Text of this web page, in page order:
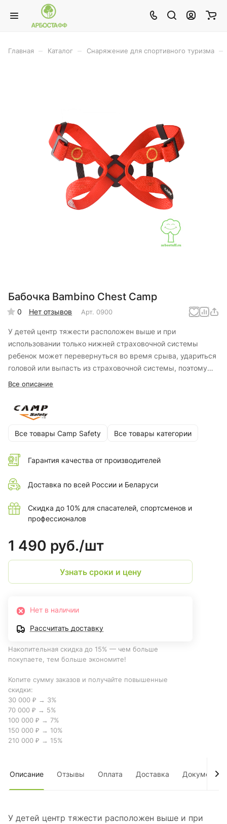
Главная Каталог Снаряжение для спортивного туризма
Бабочка Bambino Chest Camp
0 Нет отзывов Арт. 0900
У детей центр тяжести расположен выше и при
использовании только нижней страховочной системы
ребенок может перевернуться во время срыва, удариться
головой или выпасть из страховочной системы, поэтому
для детей очень важно использование грудной обвязки во
Все описание
Все товары Camp Safety Все товары категории
Гарантия качества от производителей
Доставка по всей России и Беларуси
Скидка до 10% для спасателей, спортсменов и
профессионалов
1 490 руб./шт
Узнать сроки и цену
Нет в наличии
Рассчитать доставку
Накопительная скидка до 15% — чем больше
покупаете, тем больше экономите!
Копите сумму заказов и получайте повышенные
скидки:
30 000 ₽ → 3%
70 000 ₽ → 5%
100 000 ₽ → 7%
150 000 ₽ → 10%
210 000 ₽ → 15%
Описание Отзывы Оплата Доставка Документы
У детей центр тяжести расположен выше и при